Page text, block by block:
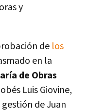
y
de los
en la
de Obras
Luis Giovine,
de Juan